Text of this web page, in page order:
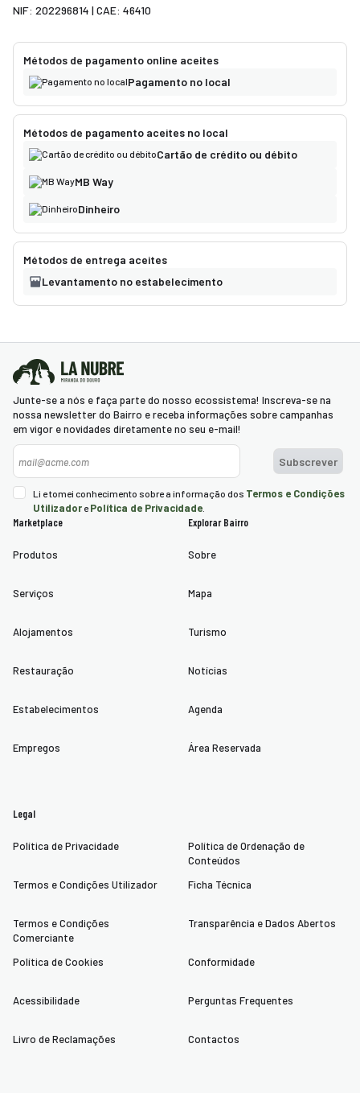
NIF: 202296814 | CAE: 46410
Métodos de pagamento online aceites
Pagamento no local
Métodos de pagamento aceites no local
Cartão de crédito ou débito
MB Way
Dinheiro
Métodos de entrega aceites
Levantamento no estabelecimento
Junte-se a nós e faça parte do nosso ecossistema! Inscreva-se na
nossa newsletter do Bairro e receba informações sobre campanhas
em vigor e novidades diretamente no seu e-mail!
Subscrever
Li e tomei conhecimento sobre a informação dos Termos e Condições
Utilizador ePolítica de Privacidade
Marketplace
Produtos
Serviços
Alojamentos
Restauração
Estabelecimentos
Empregos
Explorar Bairro
Sobre
Mapa
Turismo
Notícias
Agenda
Área Reservada
Legal
Política de Privacidade
Termos e Condições Utilizador
Termos e Condições
Comerciante
Política de Cookies
Acessibilidade
Livro de Reclamações
Política de Ordenação de
Conteúdos
Ficha Técnica
Transparência e Dados Abertos
Conformidade
Perguntas Frequentes
Contactos